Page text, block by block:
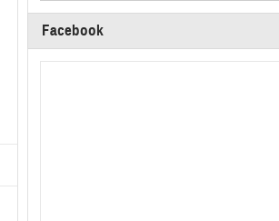
Facebook